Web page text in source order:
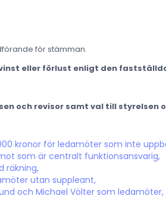
för stämman.
eller förlust enligt den
och revisor samt val till styrelsen
kronor för ledamöter som inte
som är centralt funktionsansvarig,
räkning,
utan suppleant,
och Michael Völter som ledamöter,